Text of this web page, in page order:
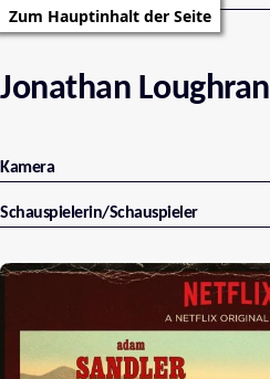
Zum Hauptinhalt der Seite
Jonathan Loughran
Kamera
Schauspielerin/Schauspieler